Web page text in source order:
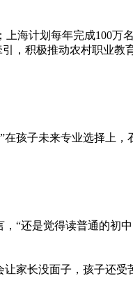
计划每年完成100万
引，积极推动农村职业
子未来专业选择上，
还是觉得读普通的初中
家长没面子，孩子还受